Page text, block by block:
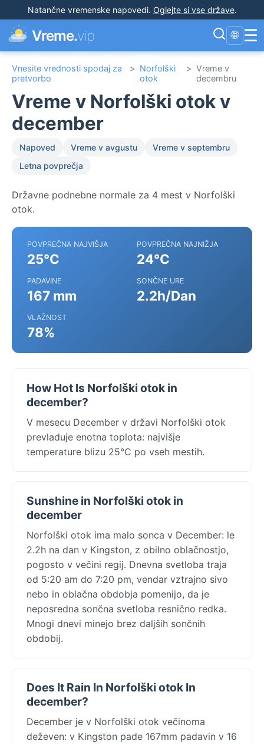
Natančne vremenske napovedi. Oglejte si vse države.
Vreme.vip 🌐 ☰
Vnesite vrednosti spodaj za
pretvorbo
> Norfolški
otok
> Vreme v
decembru
Vreme v Norfolški otok v
december
Napoved Vreme v avgustu
Vreme v septembru
Letna povprečja
Državne podnebne normale za 4 mest v Norfolški
otok.
POVPREČNA NAJVIŠJA
25°C
POVPREČNA NAJNIŽJA
24°C
PADAVINE
167 mm
SONČNE URE
2.2h/Dan
VLAŽNOST
78%
How Hot Is Norfolški otok in
december?
V mesecu December v državi Norfolški otok
prevladuje enotna toplota: najvišje
temperature blizu 25°C po vseh mestih.
Sunshine in Norfolški otok in
december
Norfolški otok ima malo sonca v December: le
2.2h na dan v Kingston, z obilno oblačnostjo,
pogosto v večini regij. Dnevna svetloba traja
od 5:20 am do 7:20 pm, vendar vztrajno sivo
nebo in oblačna obdobja pomenijo, da je
neposredna sončna svetloba resnično redka.
Mnogi dnevi minejo brez daljših sončnih
obdobij.
Does It Rain In Norfolški otok In
december?
December je v Norfolški otok večinoma
deževen: v Kingston pade 167mm padavin v 16